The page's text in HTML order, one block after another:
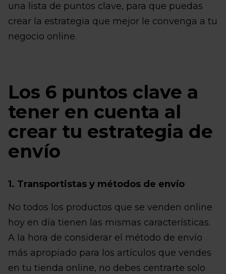
una lista de puntos clave, para que puedas
crear la estrategia que mejor le convenga a tu
negocio online.
Los 6 puntos clave a
tener en cuenta al
crear tu estrategia de
envío
1. Transportistas y métodos de envío
No todos los productos que se venden online
hoy en día tienen las mismas características.
A la hora de considerar el método de envío
más apropiado para los artículos que vendes
en tu tienda online, no debes centrarte solo